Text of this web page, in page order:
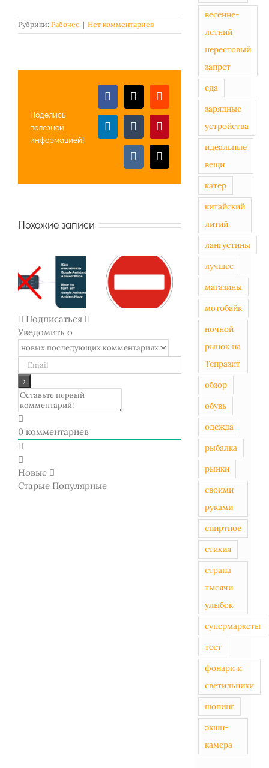
Рубрики: Рабочее | Нет комментариев
Поделись
полезной
информацией!
Facebook
X Reddit
LinkedInTumblrPinterest
Vk Email
Похожие записи
Ambient
mode, экран
показывает
часы во
время
зарядки
WordPress от
подбора
помощи
Пиксель
конверсий
Facebook
на
Contact
form
Подписаться
Уведомить о
0 комментариев
Новые
Старые Популярные
весенне-
летний
нерестовый
запрет
еда
зарядные
устройства
идеальные
вещи
катер
китайский
литий
лангустины
лучшее
магазины
мотобайк
ночной
рынок на
Тепразит
обзор
обувь
одежда
рыбалка
рынки
своими
руками
спиртное
стихия
страна
тысячи
улыбок
супермаркеты
тест
фонари и
светильники
шопинг
экшн-
камера